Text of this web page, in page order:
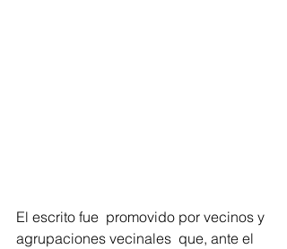
El escrito fue  promovido por vecinos y
agrupaciones vecinales  que, ante el